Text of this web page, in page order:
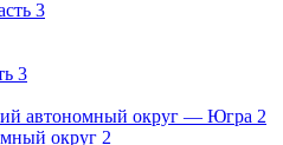
3
3
автономный округ — Югра 2
округ 2